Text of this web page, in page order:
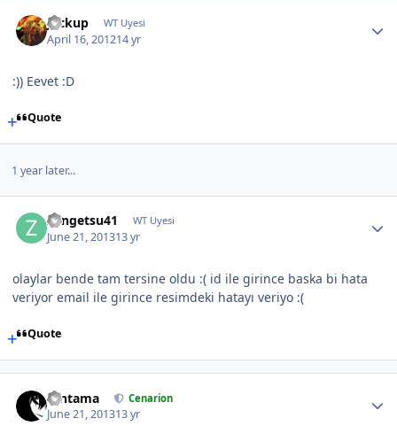
Jackup WT Uyesi
April 16, 201214 yr
:)) Eevet :D
Quote
1 year later...
Zangetsu41 WT Uyesi
June 21, 201313 yr
olaylar bende tam tersine oldu :( id ile girince baska bi hata
veriyor email ile girince resimdeki hatayı veriyo :(
Quote
Gintama Cenarion
June 21, 201313 yr